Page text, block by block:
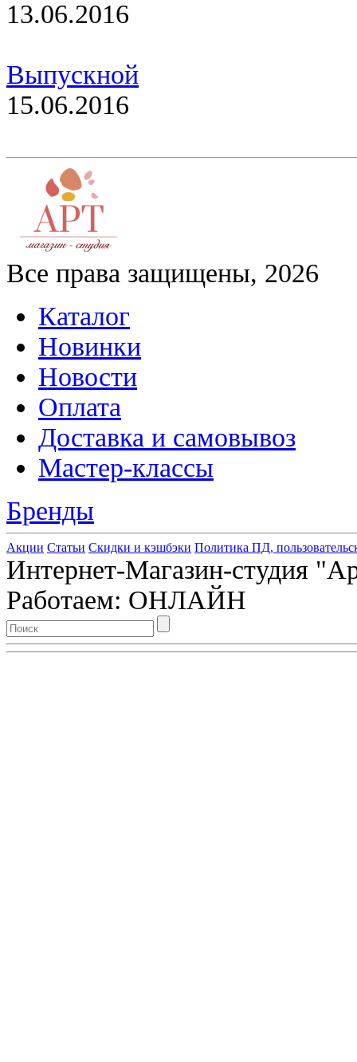
13.06.2016
Выпускной
15.06.2016
Все права защищены, 2026
Каталог
Новинки
Новости
Оплата
Доставка и самовывоз
Мастер-классы
Бренды
Акции Статьи Скидки и кэшбэки Политика ПД,
Интернет-Магазин-студия
Работаем: ОНЛАЙН